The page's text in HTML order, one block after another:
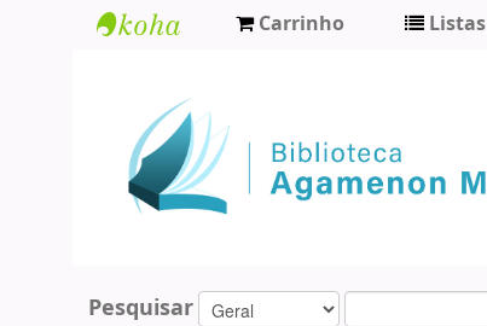
Agamenon
Magalhães
Carrinho Listas
Pesquisar